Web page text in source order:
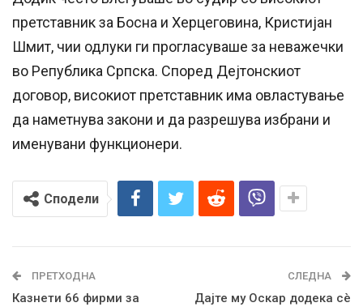
претставник за Босна и Херцеговина, Кристијан
Шмит, чии одлуки ги прогласуваше за неважечки
во Република Српска. Според Дејтонскиот
договор, високиот претставник има овластување
да наметнува закони и да разрешува избрани и
именувани функционери.
Сподели
ПРЕТХОДНА
Казнети 66 фирми за
СЛЕДНА
Дајте му Оскар додека сè